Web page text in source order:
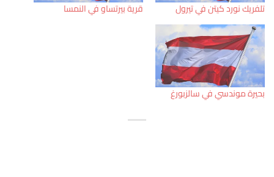
تلفريك نورد كيتن في تيرول قرية بيرتساو في النمسا
بحيرة موندسي في سالزبورغ